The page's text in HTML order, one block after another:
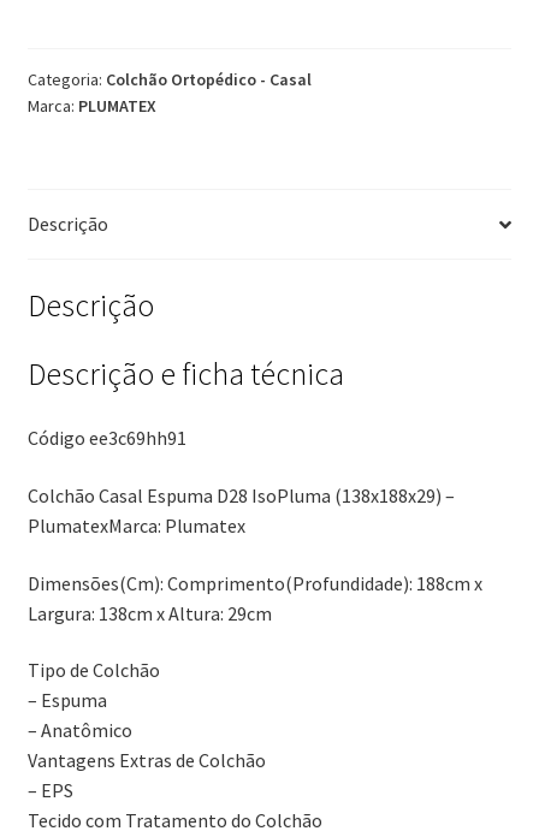
Espuma
D28
quantidade
Categoria: Colchão Ortopédico - Casal
Marca: PLUMATEX
Descrição
Descrição
Descrição e ficha técnica
Código ee3c69hh91
Colchão Casal Espuma D28 IsoPluma (138x188x29) –
PlumatexMarca: Plumatex
Dimensões(Cm): Comprimento(Profundidade): 188cm x
Largura: 138cm x Altura: 29cm
Tipo de Colchão
– Espuma
– Anatômico
Vantagens Extras de Colchão
– EPS
Tecido com Tratamento do Colchão